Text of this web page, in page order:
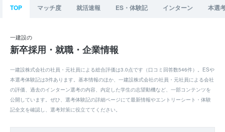
TOP マッチ度 就活速報 ES・体験記 インターン 本選
一建設の
新卒採用・就職・企業情報
一建設株式会社の社員・元社員による総合評価は3.0点です（口コミ回答数546件）。ESや
本選考体験記は3件あります。基本情報のほか、一建設株式会社の社員・元社員による会社
の評価、過去のインターン選考の内容、内定した学生の志望動機など、一部コンテンツを
公開しています。ぜひ、選考体験記の詳細ページにて最新情報やエントリーシート・体験
記全文を確認し、選考対策に役立ててください。